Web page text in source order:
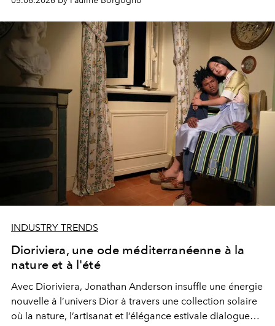
INDUSTRY TRENDS
Dioriviera, une ode méditerranéenne à la
nature et à l'été
Avec Dioriviera, Jonathan Anderson insuffle une énergie
nouvelle à l’univers Dior à travers une collection solaire
où la nature, l’artisanat et l’élégance estivale dialoguent